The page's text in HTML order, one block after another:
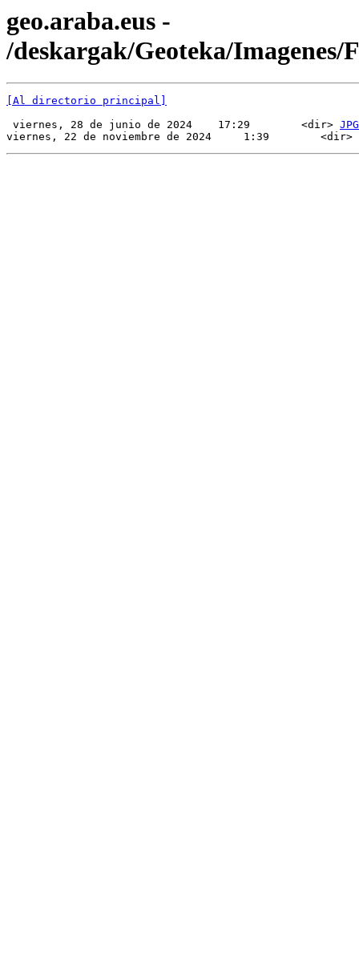
geo.araba.eus -
/deskargak/Geoteka/Imagenes/
[Al directorio principal]
viernes, 28 de junio de 2024    17:29        <dir> JPG
viernes, 22 de noviembre de 2024     1:39        <dir>